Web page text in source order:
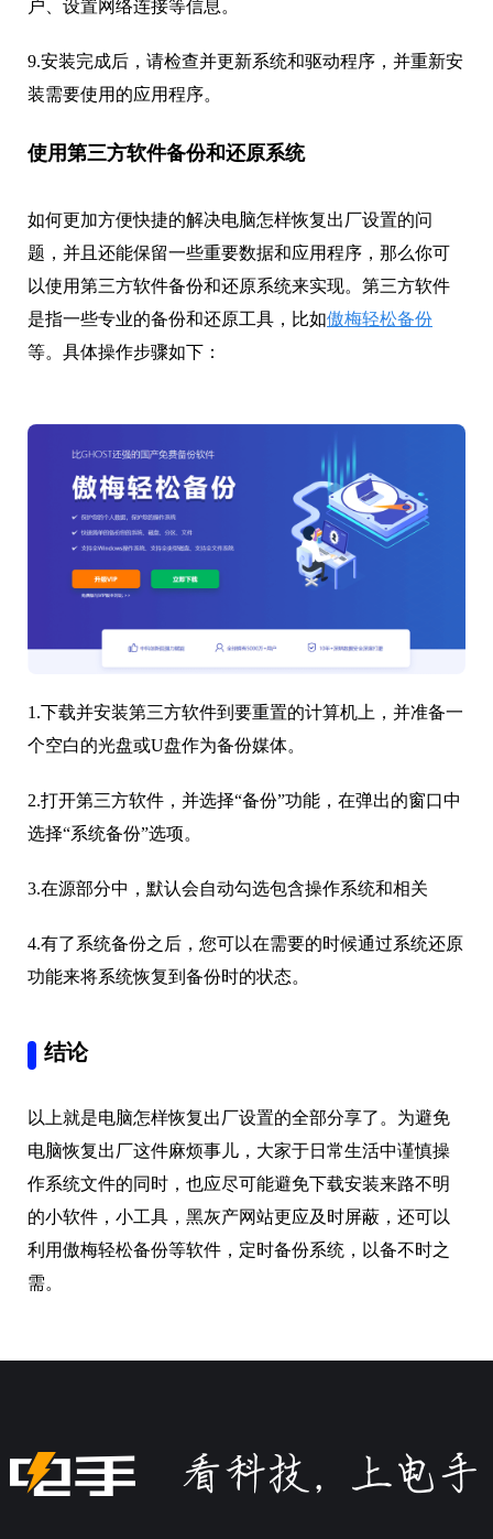
9.安装完成后，请检查并更新系统和驱动程序，并重新安
装需要使用的应用程序。
题，并且还能保留一些重要数据和应用程序，那么你可
以使用第三方软件备份和还原系统来实现。第三方软件
是指一些专业的备份和还原工具，比如傲梅轻松备份
等。具体操作步骤如下：
1.下载并安装第三方软件到要重置的计算机上，并准备一
个空白的光盘或U盘作为备份媒体。
2.打开第三方软件，并选择“备份”功能，在弹出的窗口中
选择“系统备份”选项。
3.在源部分中，默认会自动勾选包含操作系统和相关
4.有了系统备份之后，您可以在需要的时候通过系统还原
功能来将系统恢复到备份时的状态。
电脑恢复出厂这件麻烦事儿，大家于日常生活中谨慎操
作系统文件的同时，也应尽可能避免下载安装来路不明
的小软件，小工具，黑灰产网站更应及时屏蔽，还可以
利用傲梅轻松备份等软件，定时备份系统，以备不时之
需。